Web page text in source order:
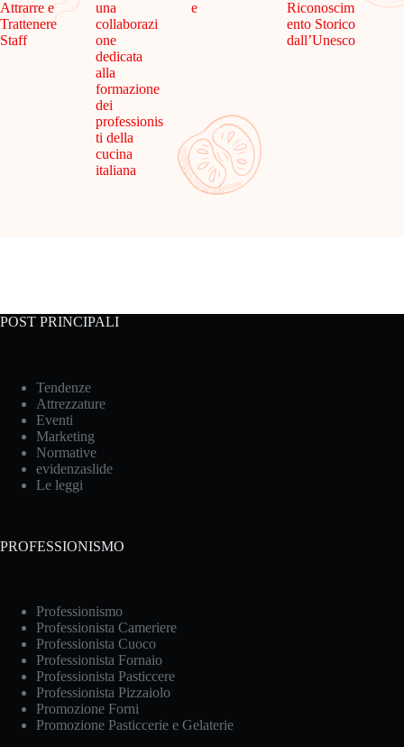
Attrarre e
Trattenere
Staff
una
collaborazi
one
dedicata
alla
formazione
dei
professionis
ti della
cucina
italiana
e
Riconoscim
ento Storico
dall’Unesco
POST PRINCIPALI
Tendenze
Attrezzature
Eventi
Marketing
Normative
evidenzaslide
Le leggi
PROFESSIONISMO
Professionismo
Professionista Cameriere
Professionista Cuoco
Professionista Fornaio
Professionista Pasticcere
Professionista Pizzaiolo
Promozione Forni
Promozione Pasticcerie e Gelaterie